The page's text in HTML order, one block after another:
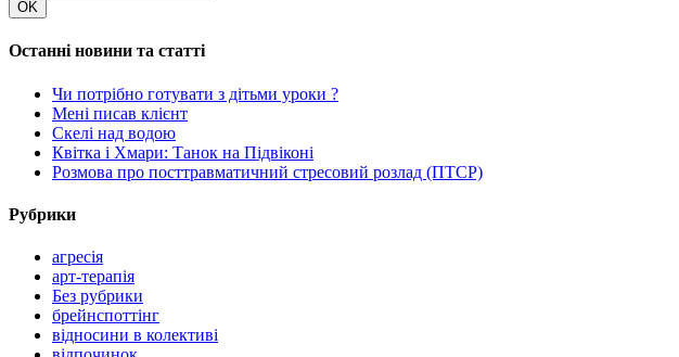
Останні новини та статті
Чи потрібно готувати з дітьми уроки ?
Мені писав клієнт
Скелі над водою
Квітка і Хмари: Танок на Підвіконі
Розмова про посттравматичний стресовий розлад (ПТСР)
Рубрики
агресія
арт-терапія
Без рубрики
брейнспоттінг
відносини в колективі